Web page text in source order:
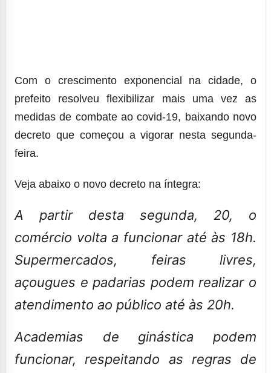
Com o crescimento exponencial na cidade, o
prefeito resolveu flexibilizar mais uma vez as
medidas de combate ao covid-19, baixando novo
decreto que começou a vigorar nesta segunda-
feira.
Veja abaixo o novo decreto na íntegra:
A partir desta segunda, 20, o
comércio volta a funcionar até às 18h.
Supermercados, feiras livres,
açougues e padarias podem realizar o
atendimento ao público até às 20h.
Academias de ginástica podem
funcionar, respeitando as regras de